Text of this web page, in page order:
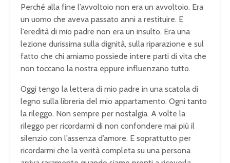
Perché alla fine l’avvoltoio non era un avvoltoio. Era
un uomo che aveva passato anni a restituire. E
l’eredità di mio padre non era un insulto. Era una
lezione durissima sulla dignità, sulla riparazione e sul
fatto che chi amiamo possiede intere parti di vita che
non toccano la nostra eppure influenzano tutto.
Oggi tengo la lettera di mio padre in una scatola di
legno sulla libreria del mio appartamento. Ogni tanto
la rileggo. Non sempre per nostalgia. A volte la
rileggo per ricordarmi di non confondere mai più il
silenzio con l’assenza d’amore. E soprattutto per
ricordarmi che la verità completa su una persona